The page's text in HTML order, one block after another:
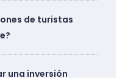
de turistas
una inversión